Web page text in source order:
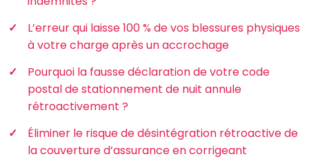
L’erreur qui laisse 100 % de vos blessures physiques
à votre charge après un accrochage
Pourquoi la fausse déclaration de votre code
postal de stationnement de nuit annule
rétroactivement ?
Éliminer le risque de désintégration rétroactive de
la couverture d’assurance en corrigeant